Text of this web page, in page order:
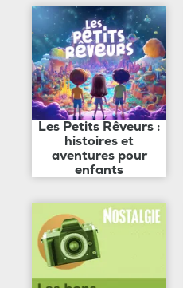
Les Petits Rêveurs :
histoires et
aventures pour
enfants